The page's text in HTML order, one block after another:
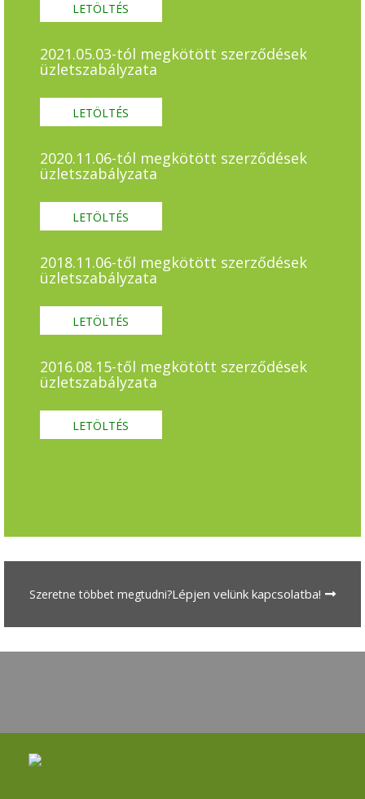
LETÖLTÉS
2021.05.03-tól megkötött szerződések
üzletszabályzata
LETÖLTÉS
2020.11.06-tól megkötött szerződések
üzletszabályzata
LETÖLTÉS
2018.11.06-től megkötött szerződések
üzletszabályzata
LETÖLTÉS
2016.08.15-től megkötött szerződések
üzletszabályzata
LETÖLTÉS
Szeretne többet megtudni?Lépjen velünk kapcsolatba!